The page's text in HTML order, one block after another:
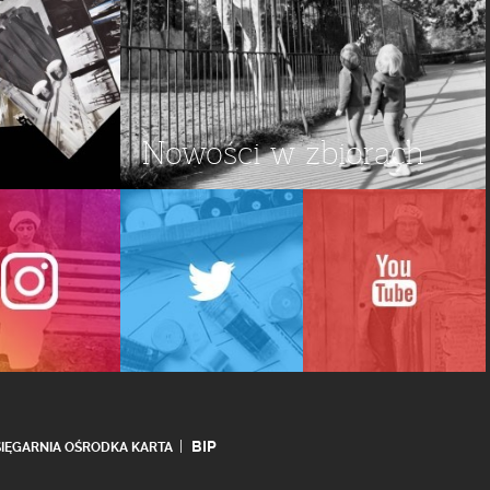
Nowości w zbiorach
OŚRODKA KARTA BIP